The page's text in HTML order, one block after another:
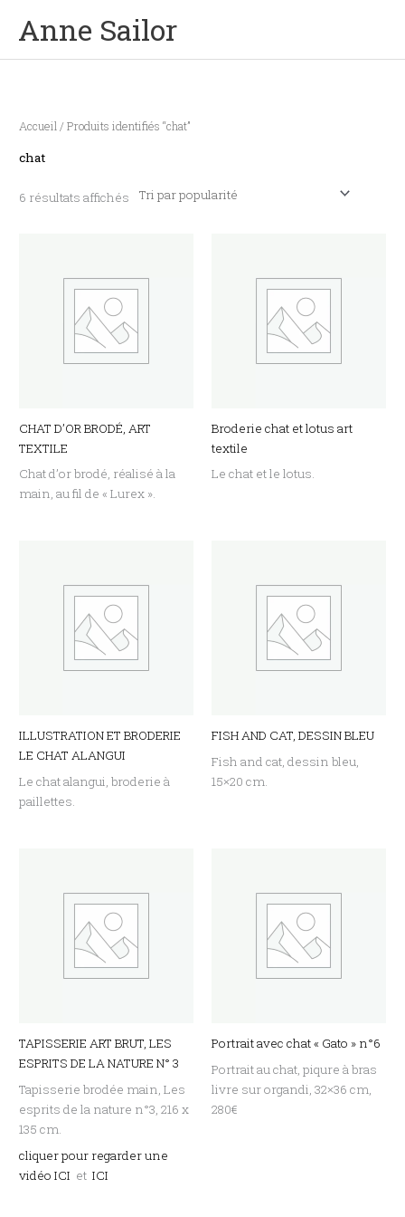
Anne Sailor
Accueil/ Produits identifiés “chat”
chat
6 résultats affichés
Trié
CHAT D’OR BRODÉ, ART
TEXTILE
Chat d’or brodé, réalisé à la
main, au fil de « Lurex ».
Broderie chat et lotus art
textile
Le chat et le lotus.
ILLUSTRATION ET BRODERIE
LE CHAT ALANGUI
Le chat alangui, broderie à
paillettes.
FISH AND CAT, DESSIN BLEU
Fish and cat, dessin bleu,
15×20 cm.
TAPISSERIE ART BRUT, LES
ESPRITS DE LA NATURE N° 3
Tapisserie brodée main, Les
esprits de la nature n°3, 216 x
135 cm.
cliquer pour regarder une
vidéo ICI etICI
Portrait avec chat « Gato » n°6
Portrait au chat, piqure à bras
livre sur organdi, 32×36 cm,
280€